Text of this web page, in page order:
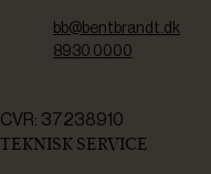
bb@bentbrandt.dk
8930 0000
CVR: 37238910
TEKNISK SERVICE